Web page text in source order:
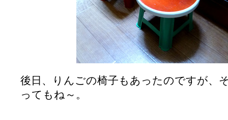
後日、りんごの椅子もあったのですが、
ってもね～。